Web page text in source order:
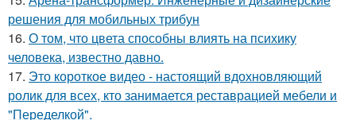
решения для мобильных трибун
16. О том, что цвета способны влиять на психику
человека, известно давно.
17. Это короткое видео - настоящий вдохновляющий
ролик для всех, кто занимается реставрацией мебели и
"Переделкой".